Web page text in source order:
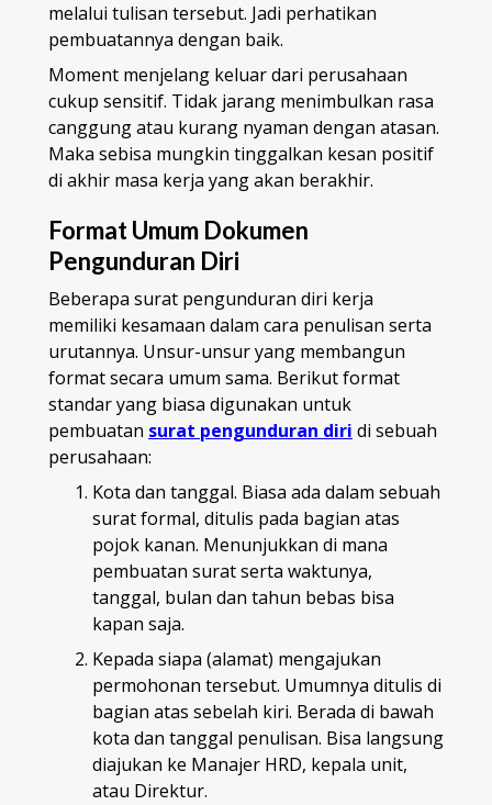
melalui tulisan tersebut. Jadi perhatikan
pembuatannya dengan baik.
Moment menjelang keluar dari perusahaan
cukup sensitif. Tidak jarang menimbulkan rasa
canggung atau kurang nyaman dengan atasan.
Maka sebisa mungkin tinggalkan kesan positif
di akhir masa kerja yang akan berakhir.
Format Umum Dokumen
Pengunduran Diri
Beberapa surat pengunduran diri kerja
memiliki kesamaan dalam cara penulisan serta
urutannya. Unsur-unsur yang membangun
format secara umum sama. Berikut format
standar yang biasa digunakan untuk
pembuatan surat pengunduran diri di sebuah
perusahaan:
Kota dan tanggal. Biasa ada dalam sebuah
surat formal, ditulis pada bagian atas
pojok kanan. Menunjukkan di mana
pembuatan surat serta waktunya,
tanggal, bulan dan tahun bebas bisa
kapan saja.
Kepada siapa (alamat) mengajukan
permohonan tersebut. Umumnya ditulis di
bagian atas sebelah kiri. Berada di bawah
kota dan tanggal penulisan. Bisa langsung
diajukan ke Manajer HRD, kepala unit,
atau Direktur.